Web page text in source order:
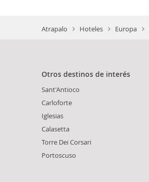
Atrapalo Hoteles Europa
Otros destinos de interés
Sant'Antioco
Carloforte
Iglesias
Calasetta
Torre Dei Corsari
Portoscuso